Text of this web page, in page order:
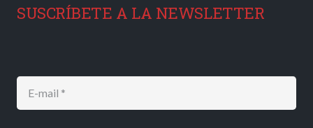
SUSCRÍBETE A LA NEWSLETTER